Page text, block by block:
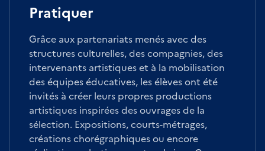
Pratiquer
Grâce aux partenariats menés avec des
structures culturelles, des compagnies, des
intervenants artistiques et à la mobilisation
des équipes éducatives, les élèves ont été
invités à créer leurs propres productions
artistiques inspirées des ouvrages de la
sélection. Expositions, courts-métrages,
créations chorégraphiques ou encore